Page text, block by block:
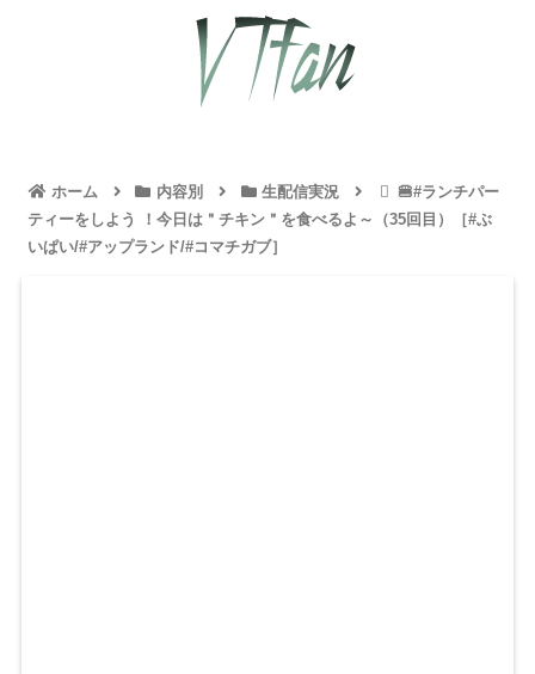
ホーム 内容別 生配信実況
🍔#ランチパー
ティーをしよう ！今日は＂チキン＂を食べるよ～（35回目）［#ぶ
いぱい/#アップランド/#コマチガブ］